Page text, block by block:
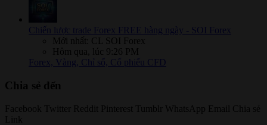
Chiến lược trade Forex FREE hàng ngày - SOI Forex
Mới nhất: CL SOI Forex
Hôm qua, lúc 9:26 PM
Forex, Vàng, Chỉ số, Cổ phiếu CFD
Chia sẻ đến
Facebook Twitter Reddit Pinterest Tumblr WhatsApp Email
Chia sẻ
Link